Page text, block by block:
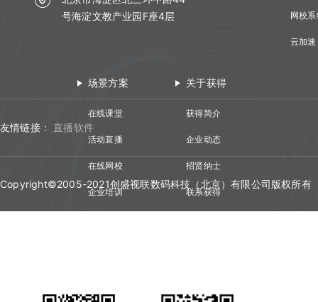
号海淀文教产业园F座4层
网校
云加速
场景方案
在线课堂
活动直播
在线网校
企业培训
关于获得
获得简介
企业动态
招贤纳士
联系获得
友情链接： 直播软件
Copyright©2005-2021创盛视联数码科技（北京）有限公司版权所有